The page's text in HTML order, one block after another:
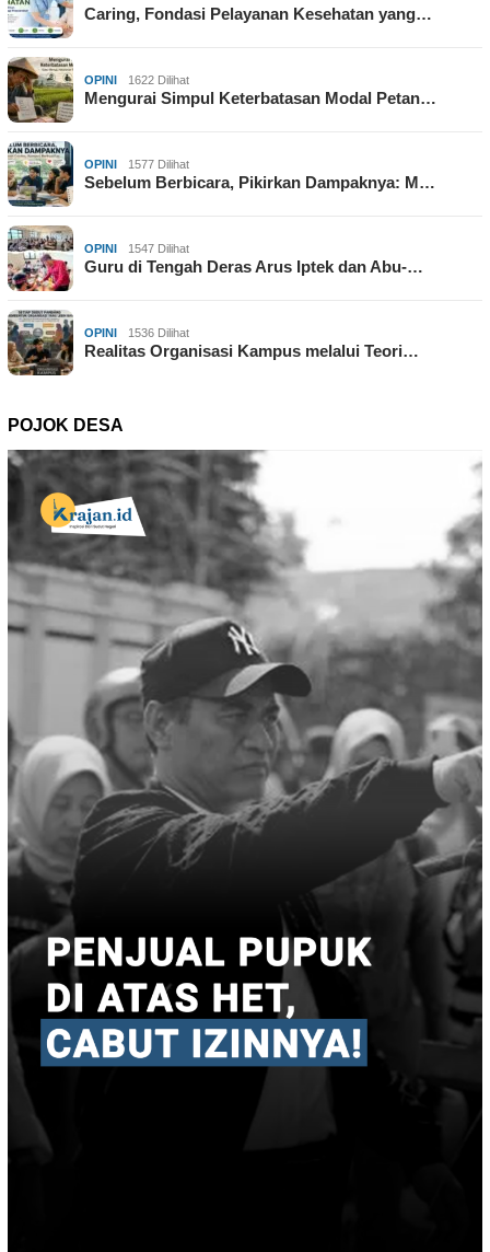
Caring, Fondasi Pelayanan Kesehatan yang…
OPINI 1622 Dilihat
Mengurai Simpul Keterbatasan Modal Petan…
OPINI 1577 Dilihat
Sebelum Berbicara, Pikirkan Dampaknya: M…
OPINI 1547 Dilihat
Guru di Tengah Deras Arus Iptek dan Abu-…
OPINI 1536 Dilihat
Realitas Organisasi Kampus melalui Teori…
POJOK DESA